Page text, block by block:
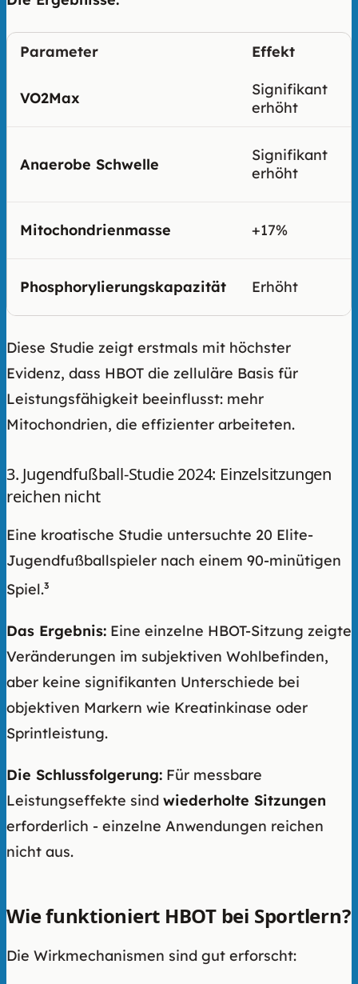
Parameter Effekt
VO2Max
Signifikant
erhöht
Anaerobe Schwelle
Signifikant
erhöht
Mitochondrienmasse +17%
Phosphorylierungskapazität Erhöht
Diese Studie zeigt erstmals mit höchster
Evidenz, dass HBOT die zelluläre Basis für
Leistungsfähigkeit beeinflusst: mehr
Mitochondrien, die effizienter arbeiteten.
3. Jugendfußball-Studie 2024: Einzelsitzungen
reichen nicht
Eine kroatische Studie untersuchte 20 Elite-
Jugendfußballspieler nach einem 90-minütigen
Spiel.3
Das Ergebnis: Eine einzelne HBOT-Sitzung zeigte
Veränderungen im subjektiven Wohlbefinden,
aber keine signifikanten Unterschiede bei
objektiven Markern wie Kreatinkinase oder
Sprintleistung.
Die Schlussfolgerung: Für messbare
Leistungseffekte sind wiederholte Sitzungen
erforderlich - einzelne Anwendungen reichen
nicht aus.
Wie funktioniert HBOT bei Sportlern?
Die Wirkmechanismen sind gut erforscht: